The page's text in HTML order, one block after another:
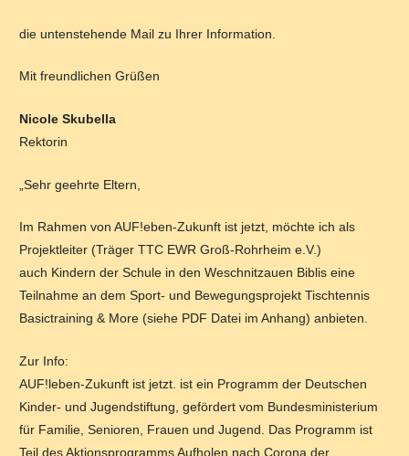
die untenstehende Mail zu Ihrer Information.
Mit freundlichen Grüßen
Nicole Skubella
Rektorin
„Sehr geehrte Eltern,
Im Rahmen von AUF!eben-Zukunft ist jetzt, möchte ich als
Projektleiter (Träger TTC EWR Groß-Rohrheim e.V.)
auch Kindern der Schule in den Weschnitzauen Biblis eine
Teilnahme an dem Sport- und Bewegungsprojekt Tischtennis
Basictraining & More (siehe PDF Datei im Anhang) anbieten.
Zur Info:
AUF!leben-Zukunft ist jetzt. ist ein Programm der Deutschen
Kinder- und Jugendstiftung, gefördert vom Bundesministerium
für Familie, Senioren, Frauen und Jugend. Das Programm ist
Teil des Aktionsprogramms Aufholen nach Corona der